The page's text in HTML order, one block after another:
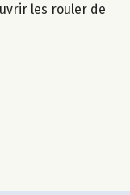
les rouler de